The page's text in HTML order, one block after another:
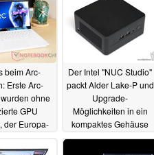
beim Arc-
Erste Arc-
ohne
GPU
der Europa-
Der Intel "NUC Studio"
packt Alder Lake-P und
Upgrade-
Möglichkeiten in ein
kompaktes Gehäuse
04.04.2022